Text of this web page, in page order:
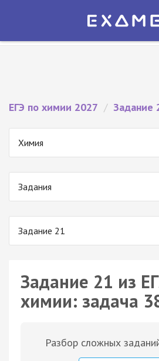
Экзамер — ЕГЭ 2027
ЕГЭ по химии 2027 / Задание
Химия
Задания
Задание 21
Задание 21 из
химии: задача
Разбор сложных